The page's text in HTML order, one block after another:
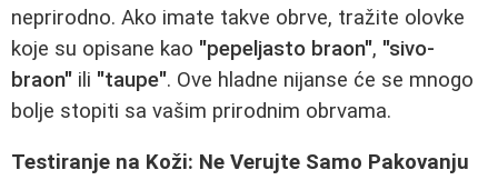
neprirodno. Ako imate takve obrve, tražite olovke
koje su opisane kao "pepeljasto braon", "sivo-
braon" ili "taupe". Ove hladne nijanse će se mnogo
bolje stopiti sa vašim prirodnim obrvama.
Testiranje na Koži: Ne Verujte Samo Pakovanju